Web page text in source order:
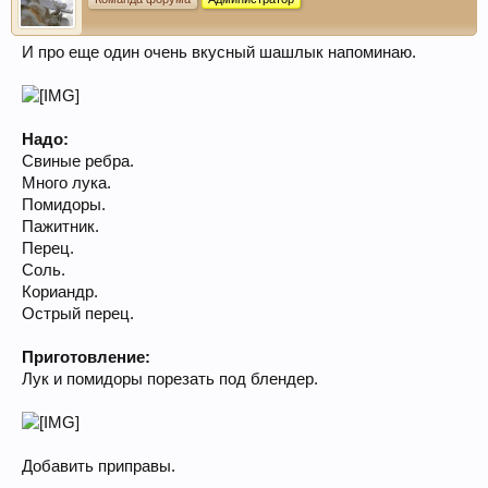
И про еще один очень вкусный шашлык напоминаю.
Надо:
Свиные ребра.
Много лука.
Помидоры.
Пажитник.
Перец.
Соль.
Кориандр.
Острый перец.
Приготовление:
Лук и помидоры порезать под блендер.
Добавить приправы.